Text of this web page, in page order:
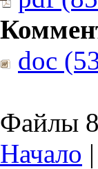
doc
Файлы
Начало |